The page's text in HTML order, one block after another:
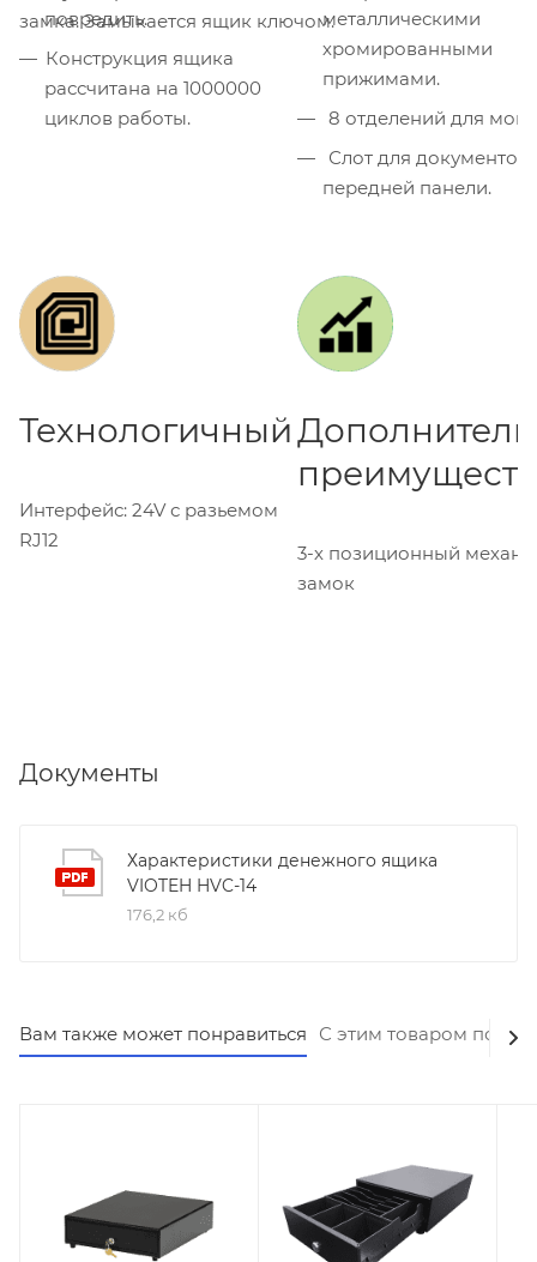
замка. Замыкается ящик ключом.
повредить.
Конструкция ящика
рассчитана на 1000000
циклов работы.
металлическими
хромированными
прижимами.
8 отделений для
передней панели.
Технологичный
Интерфейс: 24V с разьемом
RJ12
3-х позиционный
замок
Документы
Характеристики денежного ящика
VIOTEH HVC-14
176,2 кб
Вам также может понравиться С этим товаром